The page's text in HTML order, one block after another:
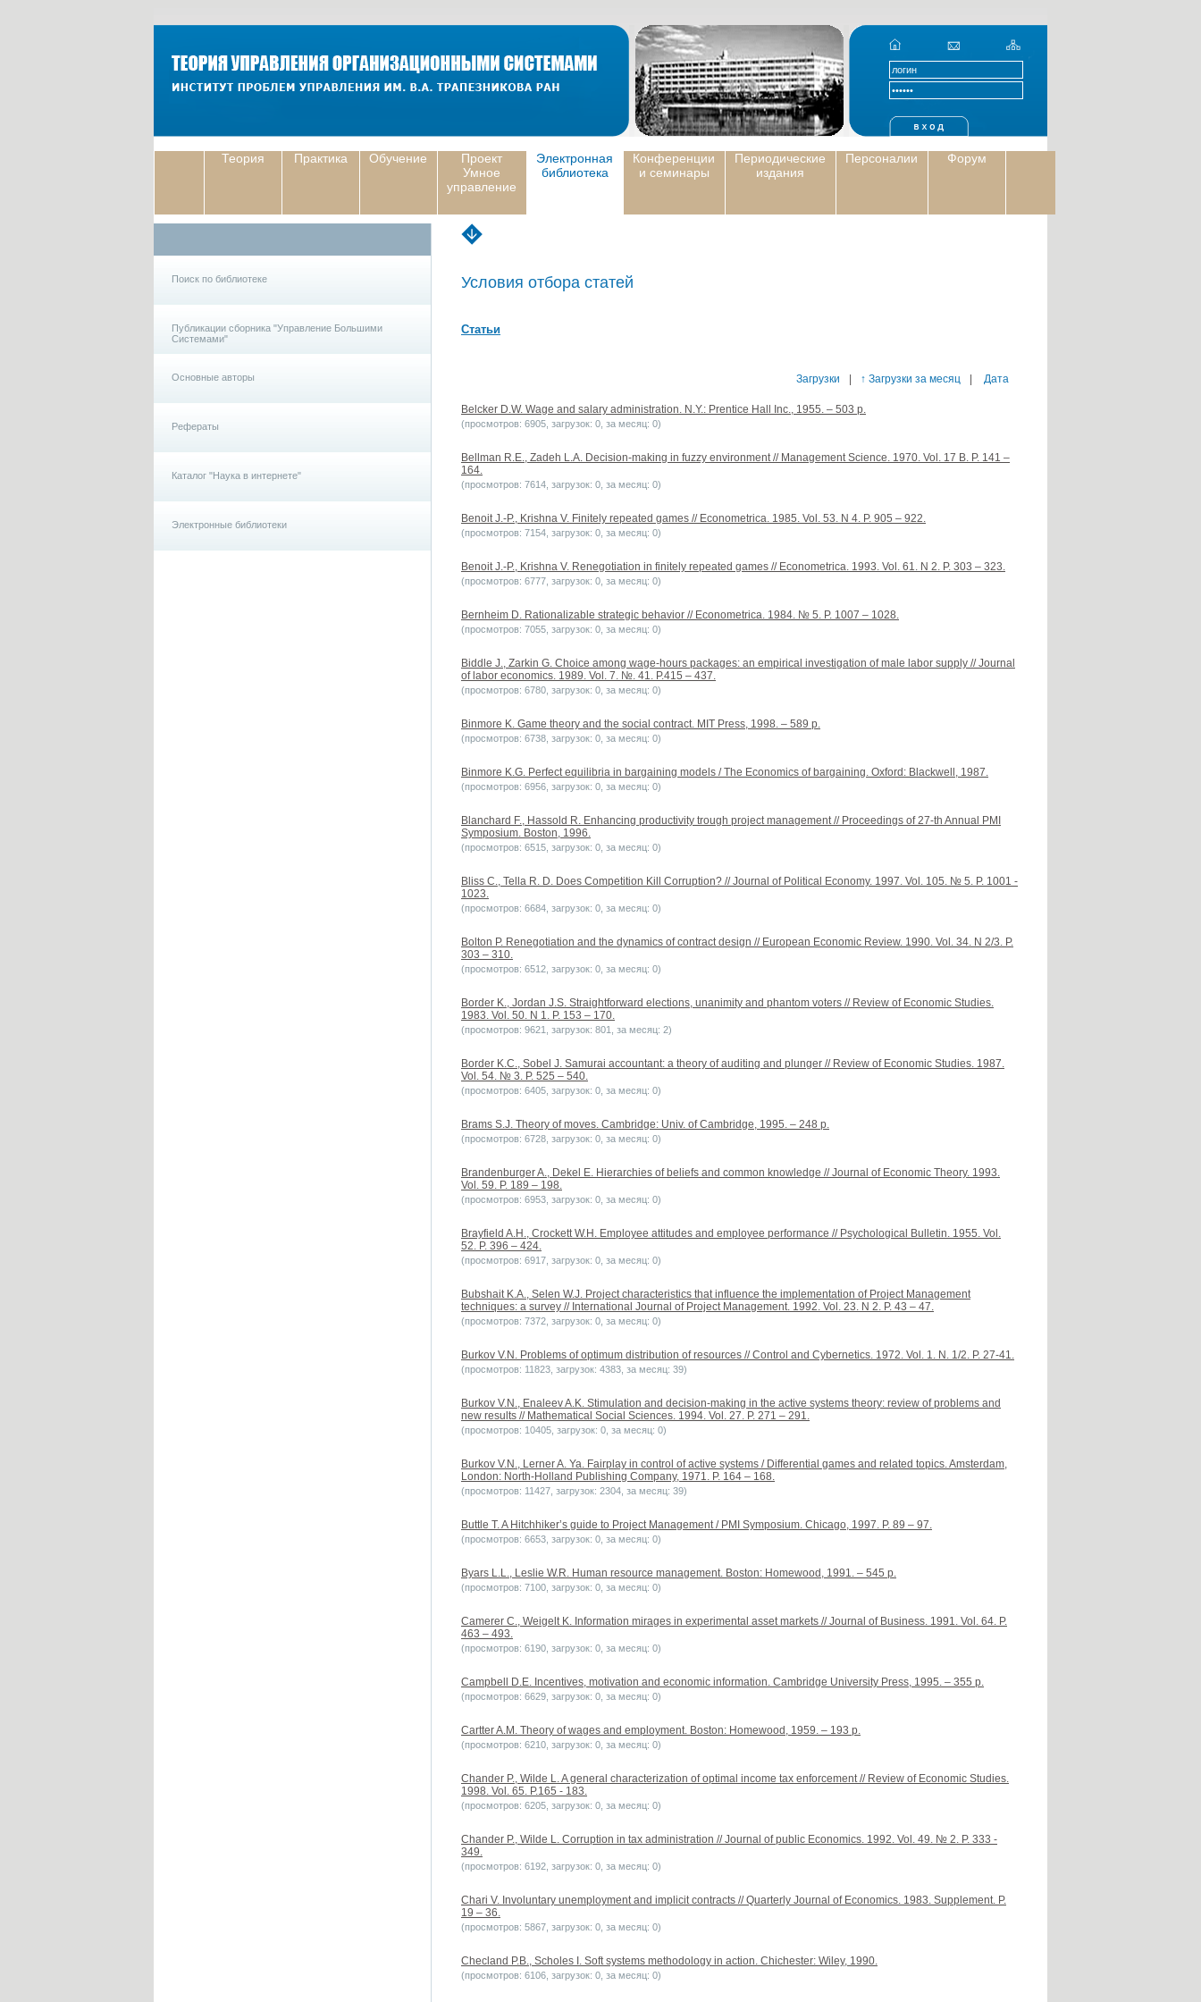
Теория Практика Обучение
Проект
Умное
управление
Электронная
библиотека
Конференции
и семинары
Периодические
издания
Персоналии Форум
Поиск по библиотеке
Публикации сборника "Управление Большими
Системами"
Основные авторы
Рефераты
Каталог "Наука в интернете"
Электронные библиотеки
Условия отбора статей
Статьи
Загрузки ↑ Загрузки за месяц Дата
Belcker D.W. Wage and salary administration. N.Y.: Prentice Hall Inc., 1955. – 503 p.
(просмотров: 6905, загрузок: 0, за месяц: 0)
Bellman R.E., Zadeh L.A. Decision-making in fuzzy environment // Management Science. 1970. Vol. 17 B. P. 141 –
164.
(просмотров: 7614, загрузок: 0, за месяц: 0)
Benoit J.-P., Krishna V. Finitely repeated games // Econometrica. 1985. Vol. 53. N 4. P. 905 – 922.
(просмотров: 7154, загрузок: 0, за месяц: 0)
Benoit J.-P., Krishna V. Renegotiation in finitely repeated games // Econometrica. 1993. Vol. 61. N 2. P. 303 – 323.
(просмотров: 6777, загрузок: 0, за месяц: 0)
Bernheim D. Rationalizable strategic behavior // Econometrica. 1984. № 5. P. 1007 – 1028.
(просмотров: 7055, загрузок: 0, за месяц: 0)
Biddle J., Zarkin G. Choice among wage-hours packages: an empirical investigation of male labor supply // Journal
of labor economics. 1989. Vol. 7. №. 41. P.415 – 437.
(просмотров: 6780, загрузок: 0, за месяц: 0)
Binmore K. Game theory and the social contract. MIT Press, 1998. – 589 p.
(просмотров: 6738, загрузок: 0, за месяц: 0)
Binmore K.G. Perfect equilibria in bargaining models / The Economics of bargaining. Oxford: Blackwell, 1987.
(просмотров: 6956, загрузок: 0, за месяц: 0)
Blanchard F., Hassold R. Enhancing productivity trough project management // Proceedings of 27-th Annual PMI
Symposium. Boston, 1996.
(просмотров: 6515, загрузок: 0, за месяц: 0)
Bliss C., Tella R. D. Does Competition Kill Corruption? // Journal of Political Economy. 1997. Vol. 105. № 5. P. 1001 -
1023.
(просмотров: 6684, загрузок: 0, за месяц: 0)
Bolton P. Renegotiation and the dynamics of contract design // European Economic Review. 1990. Vol. 34. N 2/3. P.
303 – 310.
(просмотров: 6512, загрузок: 0, за месяц: 0)
Border K., Jordan J.S. Straightforward elections, unanimity and phantom voters // Review of Economic Studies.
1983. Vol. 50. N 1. P. 153 – 170.
(просмотров: 9621, загрузок: 801, за месяц: 2)
Border K.C., Sobel J. Samurai accountant: a theory of auditing and plunger // Review of Economic Studies. 1987.
Vol. 54. № 3. P. 525 – 540.
(просмотров: 6405, загрузок: 0, за месяц: 0)
Brams S.J. Theory of moves. Cambridge: Univ. of Cambridge, 1995. – 248 p.
(просмотров: 6728, загрузок: 0, за месяц: 0)
Brandenburger A., Dekel E. Hierarchies of beliefs and common knowledge // Journal of Economic Theory. 1993.
Vol. 59. P. 189 – 198.
(просмотров: 6953, загрузок: 0, за месяц: 0)
Brayfield A.H., Crockett W.H. Employee attitudes and employee performance // Psychological Bulletin. 1955. Vol.
52. P. 396 – 424.
(просмотров: 6917, загрузок: 0, за месяц: 0)
Bubshait K.A., Selen W.J. Project characteristics that influence the implementation of Project Management
techniques: a survey // International Journal of Project Management. 1992. Vol. 23. N 2. P. 43 – 47.
(просмотров: 7372, загрузок: 0, за месяц: 0)
Burkov V.N. Problems of optimum distribution of resources // Control and Cybernetics. 1972. Vol. 1. N. 1/2. P. 27-41.
(просмотров: 11823, загрузок: 4383, за месяц: 39)
Burkov V.N., Enaleev A.K. Stimulation and decision-making in the active systems theory: review of problems and
new results // Mathematical Social Sciences. 1994. Vol. 27. P. 271 – 291.
(просмотров: 10405, загрузок: 0, за месяц: 0)
Burkov V.N., Lerner A. Ya. Fairplay in control of active systems / Differential games and related topics. Amsterdam,
London: North-Holland Publishing Company, 1971. P. 164 – 168.
(просмотров: 11427, загрузок: 2304, за месяц: 39)
Buttle T. A Hitchhiker’s guide to Project Management / PMI Symposium. Chicago, 1997. P. 89 – 97.
(просмотров: 6653, загрузок: 0, за месяц: 0)
Byars L.L., Leslie W.R. Human resource management. Boston: Homewood, 1991. – 545 p.
(просмотров: 7100, загрузок: 0, за месяц: 0)
Camerer C., Weigelt K. Information mirages in experimental asset markets // Journal of Business. 1991. Vol. 64. P.
463 – 493.
(просмотров: 6190, загрузок: 0, за месяц: 0)
Campbell D.E. Incentives, motivation and economic information. Cambridge University Press, 1995. – 355 p.
(просмотров: 6629, загрузок: 0, за месяц: 0)
Cartter A.M. Theory of wages and employment. Boston: Homewood, 1959. – 193 p.
(просмотров: 6210, загрузок: 0, за месяц: 0)
Chander P., Wilde L. A general characterization of optimal income tax enforcement // Review of Economic Studies.
1998. Vol. 65. P.165 - 183.
(просмотров: 6205, загрузок: 0, за месяц: 0)
Chander P., Wilde L. Corruption in tax administration // Journal of public Economics. 1992. Vol. 49. № 2. P. 333 -
349.
(просмотров: 6192, загрузок: 0, за месяц: 0)
Chari V. Involuntary unemployment and implicit contracts // Quarterly Journal of Economics. 1983. Supplement. P.
19 – 36.
(просмотров: 5867, загрузок: 0, за месяц: 0)
Checland P.B., Scholes I. Soft systems methodology in action. Chichester: Wiley, 1990.
(просмотров: 6106, загрузок: 0, за месяц: 0)